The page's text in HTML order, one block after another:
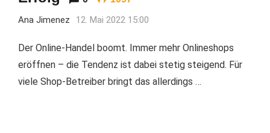
Ana Jimenez 12. Mai 2022 15:00
Der Online-Handel boomt. Immer mehr Onlineshops
eröffnen – die Tendenz ist dabei stetig steigend. Für
viele Shop-Betreiber bringt das allerdings …